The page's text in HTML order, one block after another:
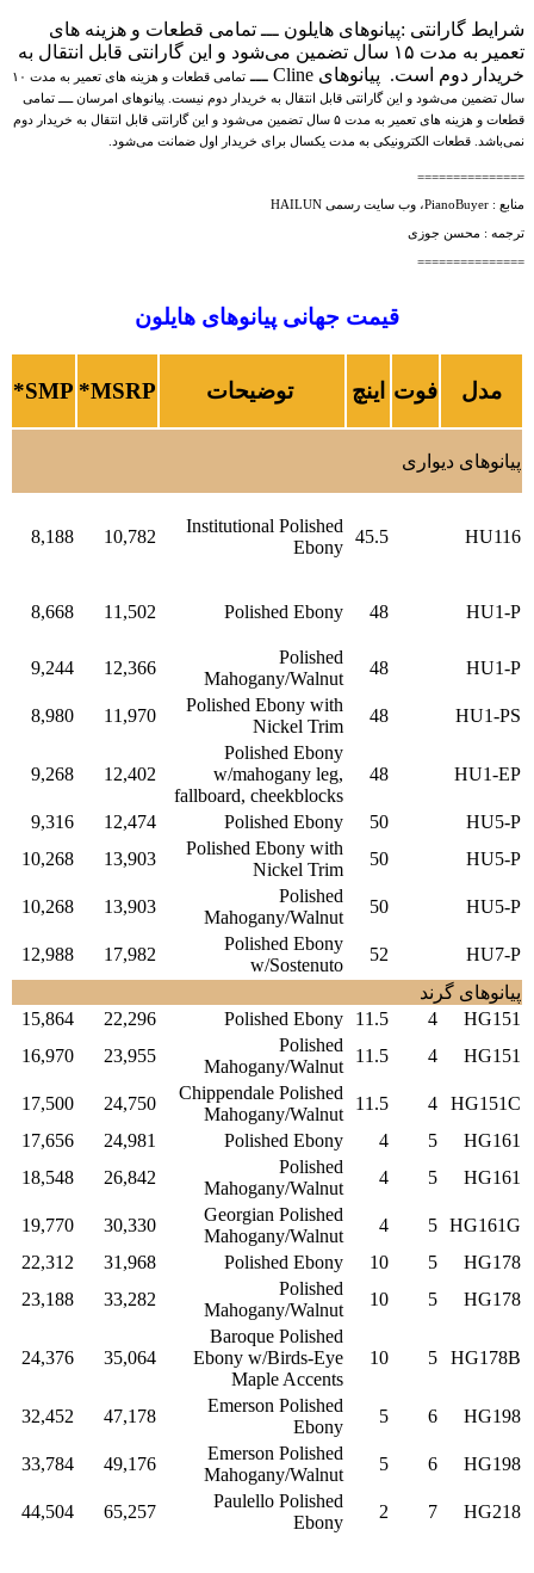
شرایط گارانتی :‌پیانوهای هایلون ـــ تمامی قطعات و هزینه های
تعمیر به مدت ۱۵ سال تضمین می‌شود و این گارانتی قابل انتقال به
خریدار دوم است. پیانوهای Cline ـــ‌
تمامی قطعات و هزینه های تعمیر به مدت ۱۰
سال تضمین می‌شود و این گارانتی قابل انتقال به خریدار دوم نیست. پیانوهای امرسان ــــ تمامی
قطعات و هزینه های تعمیر به مدت ۵ سال تضمین می‌شود و این گارانتی قابل انتقال به خریدار دوم
نمی‌باشد. قطعات الکترونیکی به مدت یکسال برای خریدار اول ضمانت می‌شود.
===============
منابع : PianoBuyer، وب سایت رسمی HAILUN
ترجمه :‌ محسن جوزی
===============
قیمت جهانی پیانوهای هایلون
مدل فوت اینچ توضیحات MSRP*
SMP*
پیانوهای دیواری
HU116
45.5
Institutional Polished
Ebony
10,782
8,188
HU1-P
48
Polished Ebony
11,502
8,668
HU1-P
48
Polished
Mahogany/Walnut
12,366
9,244
HU1-PS
48
Polished Ebony with
Nickel Trim
11,970
8,980
HU1-EP
48
Polished Ebony
w/mahogany leg,
fallboard, cheekblocks
12,402
9,268
HU5-P
50
Polished Ebony
12,474
9,316
HU5-P
50
Polished Ebony with
Nickel Trim
13,903
10,268
HU5-P
50
Polished
Mahogany/Walnut
13,903
10,268
HU7-P
52
Polished Ebony
w/Sostenuto
17,982
12,988
پیانوهای گرند
HG151
4
11.5
Polished Ebony
22,296
15,864
HG151
4
11.5
Polished
Mahogany/Walnut
23,955
16,970
HG151C
4
11.5
Chippendale Polished
Mahogany/Walnut
24,750
17,500
HG161
5
4
Polished Ebony
24,981
17,656
HG161
5
4
Polished
Mahogany/Walnut
26,842
18,548
HG161G
5
4
Georgian Polished
Mahogany/Walnut
30,330
19,770
HG178
5
10
Polished Ebony
31,968
22,312
HG178
5
10
Polished
Mahogany/Walnut
33,282
23,188
HG178B
5
10
Baroque Polished
Ebony w/Birds-Eye
Maple Accents
35,064
24,376
HG198
6
5
Emerson Polished
Ebony
47,178
32,452
HG198
6
5
Emerson Polished
Mahogany/Walnut
49,176
33,784
HG218
7
2
Paulello Polished
Ebony
65,257
44,504